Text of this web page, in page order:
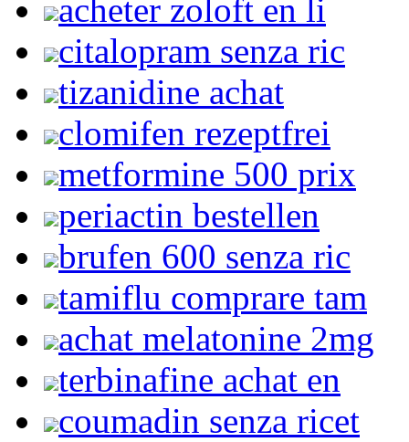
acheter zoloft en li
citalopram senza ric
tizanidine achat
clomifen rezeptfrei
metformine 500 prix
periactin bestellen
brufen 600 senza ric
tamiflu comprare tam
achat melatonine 2mg
terbinafine achat en
coumadin senza ricet